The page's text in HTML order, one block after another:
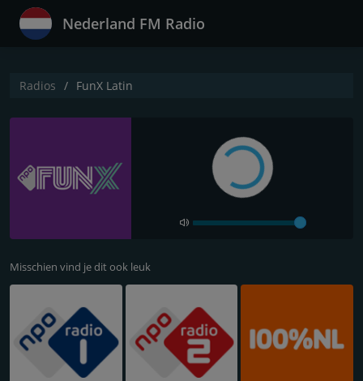
Nederland FM Radio
Radios FunX Latin
Misschien vind je dit ook leuk